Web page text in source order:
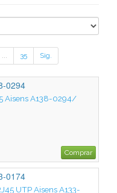
... 35 Sig.
0294
Aisens A138-0294/
Comprar
0174
UTP Aisens A133-